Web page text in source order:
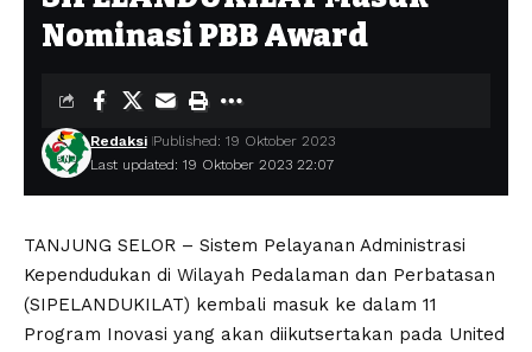
Nominasi PBB Award
Last updated: 19 Oktober 2023 22:07
Redaksi Published: 19 Oktober 2023
TANJUNG SELOR – Sistem Pelayanan Administrasi
Kependudukan di Wilayah Pedalaman dan Perbatasan
(SIPELANDUKILAT) kembali masuk ke dalam 11
Program Inovasi yang akan diikutsertakan pada United